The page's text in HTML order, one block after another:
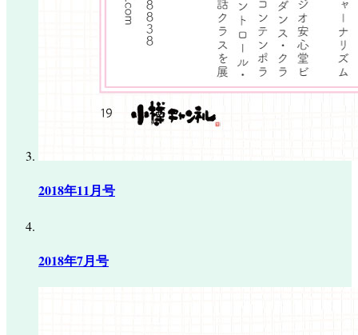
2018年11月号
2018年7月号